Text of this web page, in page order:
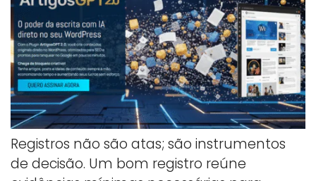
Registros não são atas; são instrumentos
de decisão. Um bom registro reúne